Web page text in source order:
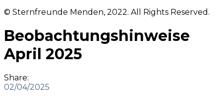
© Sternfreunde Menden, 2022. All Rights Reserved.
Beobachtungshinweise
April 2025
Share:
02/04/2025